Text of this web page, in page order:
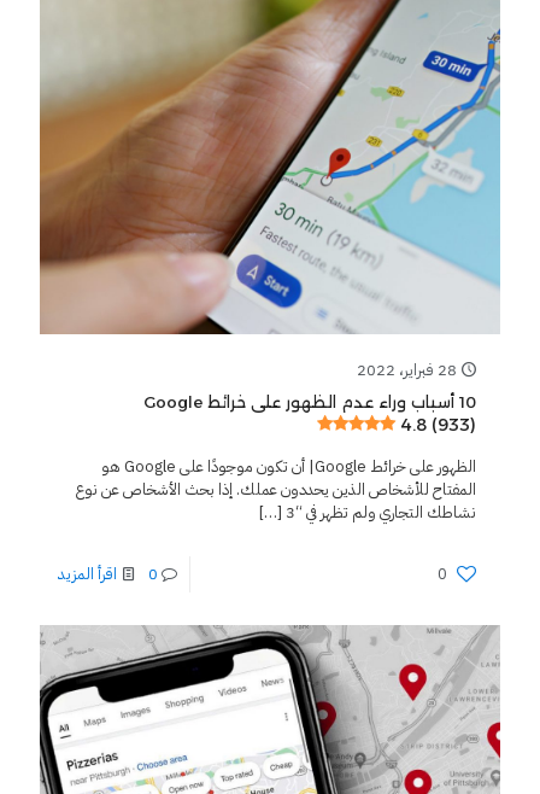
28 فبراير، 2022
10 أسباب وراء عدم الظهور على خرائط Google
4.8 (933)
الظهور على خرائط Google| أن تكون موجودًا على Google هو
المفتاح للأشخاص الذين يحددون عملك. إذا بحث الأشخاص عن نوع
نشاطك التجاري ولم تظهر في “3
[…]
0
0 اقرأ المزيد